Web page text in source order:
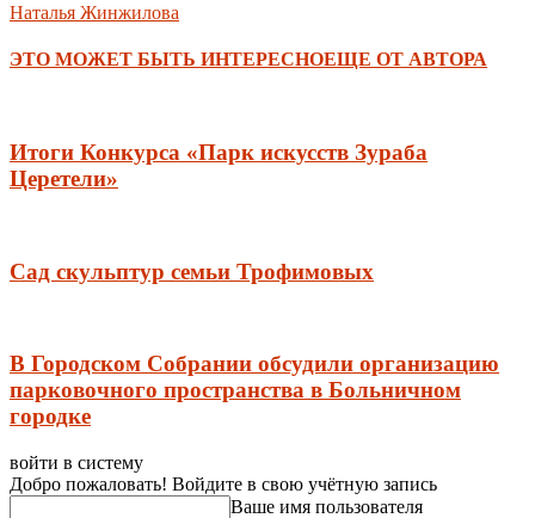
Наталья Жинжилова
ЭТО МОЖЕТ БЫТЬ ИНТЕРЕСНОЕЩЕ ОТ АВТОРА
Итоги Конкурса «Парк искусств Зураба
Церетели»
Сад скульптур семьи Трофимовых
В Городском Собрании обсудили организацию
парковочного пространства в Больничном
городке
войти в систему
Добро пожаловать! Войдите в свою учётную запись
Ваше имя пользователя